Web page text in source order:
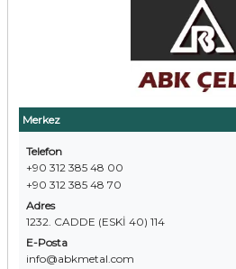
Merkez
Telefon
+90 312 385 48 00
+90 312 385 48 70
Adres
1232. CADDE (ESKİ 40) 114
E-Posta
info@abkmetal.com